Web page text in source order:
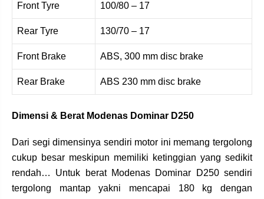
Front Tyre 100/80 – 17
Rear Tyre 130/70 – 17
Front Brake ABS, 300 mm disc brake
Rear Brake ABS 230 mm disc brake
Dimensi & Berat Modenas Dominar D250
Dari segi dimensinya sendiri motor ini memang tergolong
cukup besar meskipun memiliki ketinggian yang sedikit
rendah… Untuk berat Modenas Dominar D250 sendiri
tergolong mantap yakni mencapai 180 kg dengan